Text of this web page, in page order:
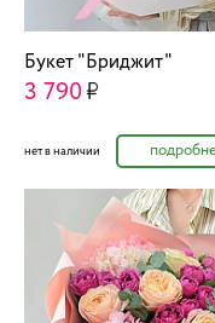
Букет "Бриджит"
3 790
нет в наличии